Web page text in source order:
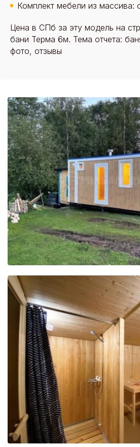
Комплект мебели из массива:
Цена в СПб за эту модель на
бани Терма 6м. Тема отчета:
фото, отзывы